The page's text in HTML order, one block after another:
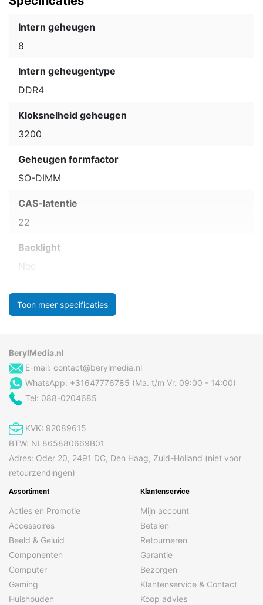
Intern geheugen
8
Intern geheugentype
DDR4
Kloksnelheid geheugen
3200
Geheugen formfactor
SO-DIMM
CAS-latentie
22
Backlight
Nee
Toon meer specificaties
BerylMedia.nl
E-mail: contact@berylmedia.nl
WhatsApp: +31647776785 (Ma. t/m Vr. 09:00 - 14:00)
Tel: 088-0204685
KVK: 92089615
BTW: NL865880669B01
Adres: Oder 20, 2491 DC, Den Haag, Zuid-Holland (niet voor
retourzendingen)
Assortiment
Acties en Promotie
Accessoires
Beeld & Geluid
Componenten
Computer
Gaming
Huishouden
Klantenservice
Mijn account
Betalen
Retourneren
Garantie
Bezorgen
Klantenservice & Contact
Koop advies